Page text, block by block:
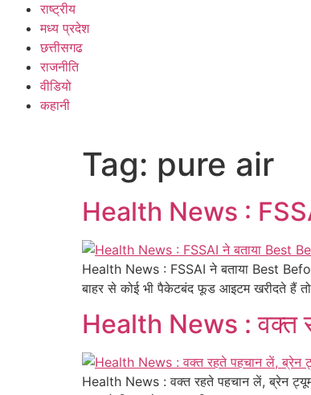
राष्ट्रीय
मध्य प्रदेश
छत्तीसगढ
राजनीति
वीडियो
कहानी
Tag: pure air
Health News :
Health News : FSSAI ने बताया Best
बाहर से कोई भी पैकेटबंद फूड आइटम खरीदते हैं
Health News : वक्त
Health News : वक्त रहते पहचान लें, ब्रेन